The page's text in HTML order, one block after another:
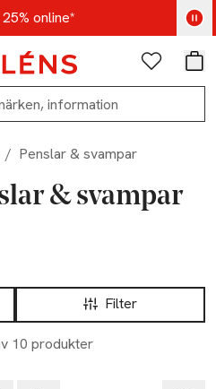
online*
- Shoppa nu
Favoriter
/ Penslar & svampar
& svampar
Filter
10 produkter